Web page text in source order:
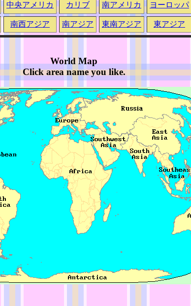
中央アメリカ カリブ 南アメリカ ヨーロッパ
南西アジア 南アジア 東南アジア 東アジア
World Map
Click area name you like.